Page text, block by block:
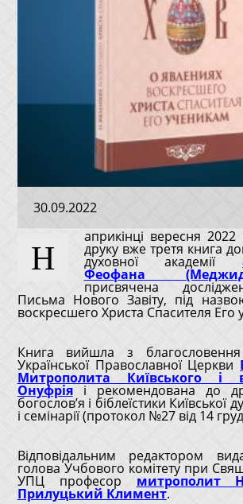
30.09.2022
Н
априкінці вересня
друку вже третя книга доцента Київської духовної академії
Феофана
присвячена
Письма Нового Завіту, під
воскресшего Христа Спасителя Его
Книга вийшла з благословення
Української Православної Церкви
Митрополита Київського і
Онуфріяі рекомендована до
богослов’я і біблеїстики Київської
і семінарії (протокол №27 від 14
Відповідальним редактором
голова Учбового комітету при
УПЦ професор митрополит
Прилуцький Климент.